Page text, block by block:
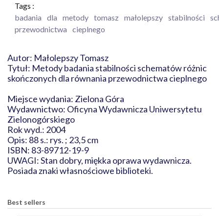
Tags :
badania
dla metody tomasz małolepszy stabilności
przewodnictwa
cieplnego
Autor: Małolepszy Tomasz
Tytuł: Metody badania stabilności schematów różnic
skończonych dla równania przewodnictwa cieplnego
Miejsce wydania: Zielona Góra
Wydawnictwo: Oficyna Wydawnicza Uniwersytetu
Zielonogórskiego
Rok wyd.: 2004
Opis: 88 s.: rys. ; 23,5 cm
ISBN: 83-89712-19-9
UWAGI: Stan dobry, miękka oprawa wydawnicza.
Posiada znaki własnościowe biblioteki.
Best sellers